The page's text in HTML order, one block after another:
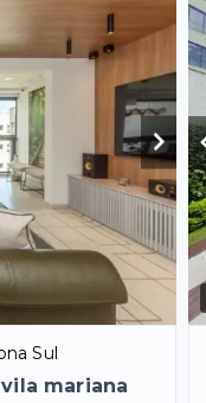
Sul
mariana